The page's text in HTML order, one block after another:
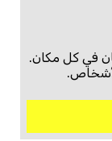
في كل مكان.